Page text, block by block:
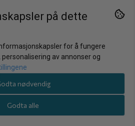
Brødrene Lohne
Prinsesse
kakeklype/smørbrødklype
3
995,-
på dette
for å fungere
av annonser og
nødvendig
Godta alle